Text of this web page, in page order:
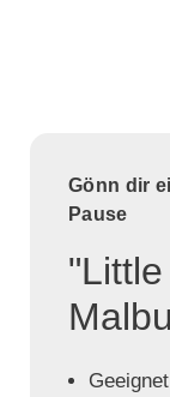
Gönn dir
Pause